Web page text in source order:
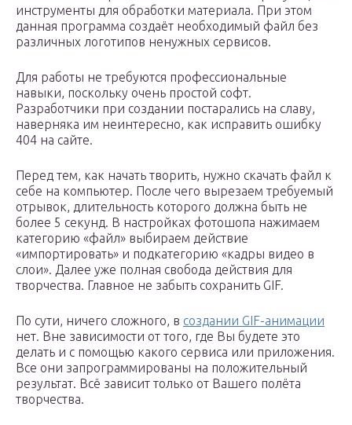
инструменты для обработки материала. При этом
данная программа создаёт необходимый файл без
различных логотипов ненужных сервисов.
Для работы не требуются профессиональные
навыки, поскольку очень простой софт.
Разработчики при создании постарались на славу,
наверняка им неинтересно, как исправить ошибку
404 на сайте.
Перед тем, как начать творить, нужно скачать файл к
себе на компьютер. После чего вырезаем требуемый
отрывок, длительность которого должна быть не
более 5 секунд. В настройках фотошопа нажимаем
категорию «файл» выбираем действие
«импортировать» и подкатегорию «кадры видео в
слои». Далее уже полная свобода действия для
творчества. Главное не забыть сохранить GIF.
По сути, ничего сложного, в создании GIF-анимации
нет. Вне зависимости от того, где Вы будете это
делать и с помощью какого сервиса или приложения.
Все они запрограммированы на положительный
результат. Всё зависит только от Вашего полёта
творчества.